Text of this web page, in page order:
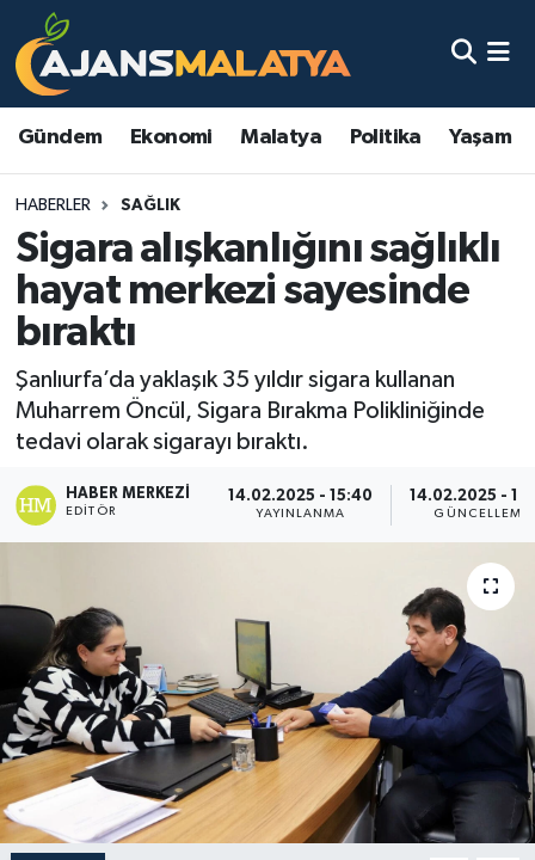
Gündem Ekonomi Malatya Politika Yaşam
HABERLER SAĞLIK
Sigara alışkanlığını sağlıklı
hayat merkezi sayesinde
bıraktı
Şanlıurfa’da yaklaşık 35 yıldır sigara kullanan
Muharrem Öncül, Sigara Bırakma Polikliniğinde
tedavi olarak sigarayı bıraktı.
HABER MERKEZI
EDITÖR
14.02.2025 - 15:40
YAYINLANMA
14.02.2025 -
GÜNCELLEME
Asayiş
Eğitim
Ekonomi
Gündem
Kültür & Sanat
Magazin
Sağlık
Spor
Teknoloji
Yaşam
Malatya Nöbetçi Eczaneler
Malatya Namaz Vakitleri
Malatya Trafik Yoğunluk Haritası
TFF 3.Lig 2.Grup Puan Durumu ve Fikstür
Tüm Manşetler
Son Dakika Haberleri
Haber Arşivi